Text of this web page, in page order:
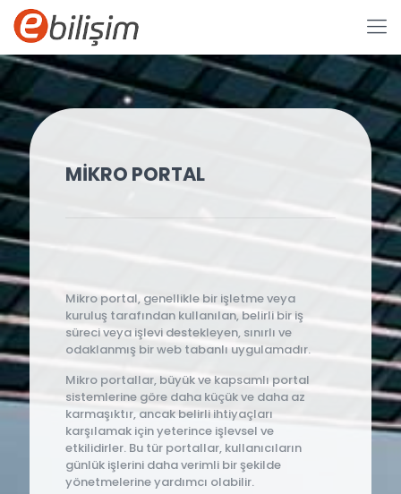
MİKRO PORTAL
Mikro portal, genellikle bir işletme veya
kuruluş tarafından kullanılan, belirli bir iş
süreci veya işlevi destekleyen, sınırlı ve
odaklanmış bir web tabanlı uygulamadır.
Mikro portallar, büyük ve kapsamlı portal
sistemlerine göre daha küçük ve daha az
karmaşıktır, ancak belirli ihtiyaçları
karşılamak için yeterince işlevsel ve
etkilidirler. Bu tür portallar, kullanıcıların
günlük işlerini daha verimli bir şekilde
yönetmelerine yardımcı olabilir.